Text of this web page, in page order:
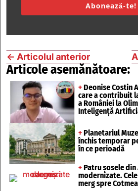
Abonează-te!
← Articolul anterior
Articole asemănătoare:
+ Deonise Costin
care a contribuit
a României la
Inteligență
+ Planetariul
închis temporar
în ce perioadă
+ Patru șosele
modernizate.
merg spre